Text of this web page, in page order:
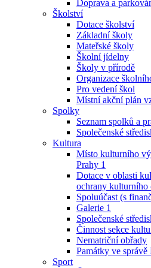
Doprava a
Školství
Dotace školství
Základní školy
Mateřské školy
Školní jídelny
Školy v přírodě
Organizace
Pro vedení škol
Místní akční plán
Spolky
Seznam spolků a
Společenské
Kultura
Místo kulturního
Prahy 1
Dotace v oblasti
ochrany kulturního
Spoluúčast (s
Galerie 1
Společenské
Činnost sekce
Nematriční obřady
Památky ve správě
Sport